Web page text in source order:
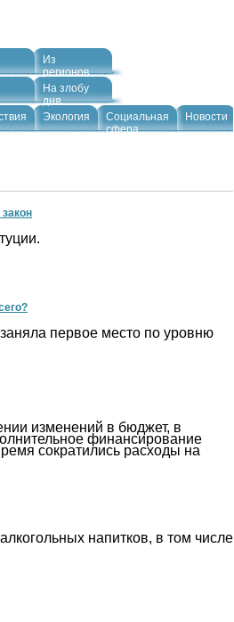
Из
регионов
На злобу
дня
Экология
Социальная
сфера
Новости
первое место по уровню
изменений в бюджет, в
финансирование
сократились расходы на
напитков, в том числе